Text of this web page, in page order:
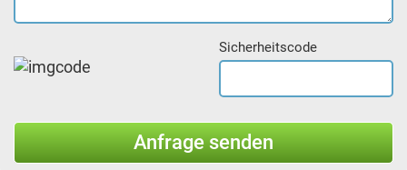
Sicherheitscode